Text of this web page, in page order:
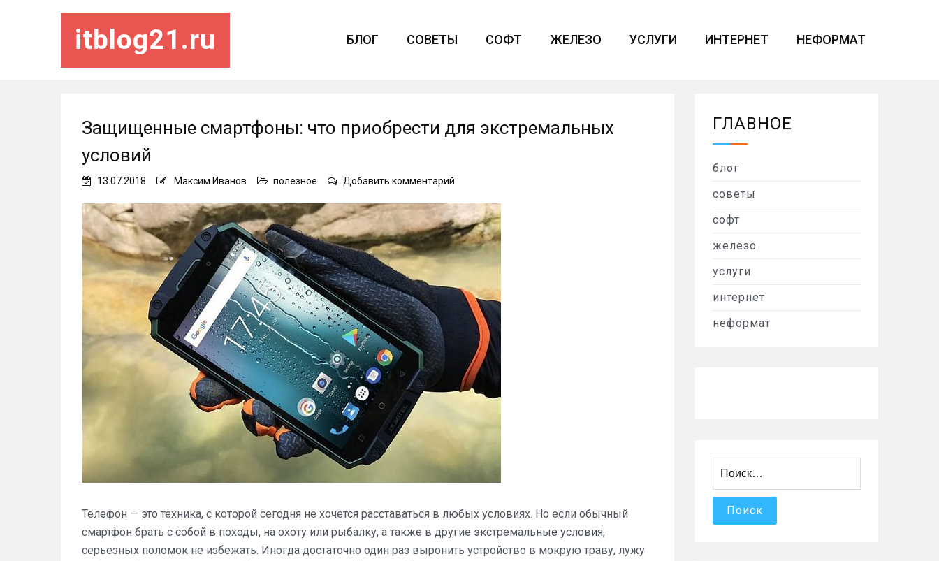
itblog21.ru БЛОГ СОВЕТЫ СОФТ ЖЕЛЕЗО УСЛУГИ ИНТЕРНЕТ НЕФОРМАТ
Защищенные смартфоны: что приобрести для экстремальных
условий
13.07.2018 Максим Иванов полезное Добавить комментарий
смартфоны:
что
приобрести
для
экстремальных
Телефон — это техника, с которой сегодня не хочется расставаться в любых условиях. Но если обычный
смартфон брать с собой в походы, на охоту или рыбалку, а также в другие экстремальные условия,
серьезных поломок не избежать. Иногда достаточно один раз выронить устройство в мокрую траву, лужу
ГЛАВНОЕ
блог
советы
софт
железо
услуги
интернет
неформат